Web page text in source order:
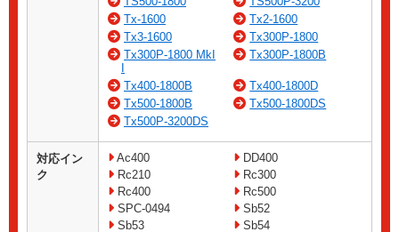
Tx-1600
Tx2-1600
Tx3-1600
Tx300P-1800
Tx300P-1800 MkI
Tx300P-1800B
Tx400-1800B
Tx400-1800D
Tx500-1800B
Tx500-1800DS
Tx500P-3200DS
対応イン
ク
Ac400
DD400
Rc210
Rc300
Rc400
Rc500
SPC-0494
Sb52
Sb53
Sb54